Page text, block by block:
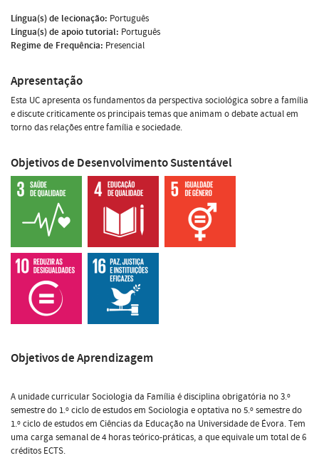
Língua(s) de lecionação: Português
Língua(s) de apoio tutorial: Português
Regime de Frequência: Presencial
Apresentação
Esta UC apresenta os fundamentos da perspectiva sociológica sobre a família
e discute criticamente os principais temas que animam o debate actual em
torno das relações entre família e sociedade.
Objetivos de Desenvolvimento Sustentável
Objetivos de Aprendizagem
A unidade curricular Sociologia da Família é disciplina obrigatória no 3.º
semestre do 1.º ciclo de estudos em Sociologia e optativa no 5.º semestre do
1.º ciclo de estudos em Ciências da Educação na Universidade de Évora. Tem
uma carga semanal de 4 horas teórico-práticas, a que equivale um total de 6
créditos ECTS.